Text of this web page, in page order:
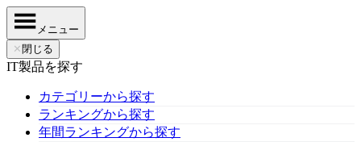
メニュー
✕ 閉じる
IT製品を探す
カテゴリーから探す
ランキングから探す
年間ランキングから探す